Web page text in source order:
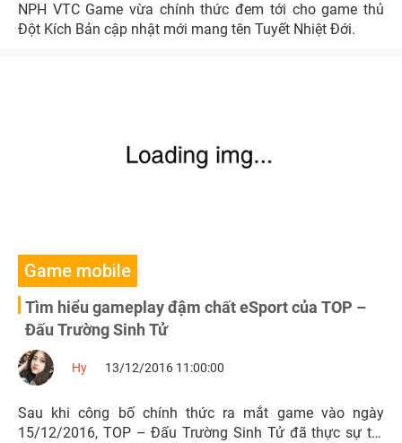
NPH VTC Game vừa chính thức đem tới cho game thủ
Đột Kích Bản cập nhật mới mang tên Tuyết Nhiệt Đới.
Game mobile
Tìm hiểu gameplay đậm chất eSport của TOP –
Đấu Trường Sinh Tử
Hy 13/12/2016 11:00:00
Sau khi công bố chính thức ra mắt game vào ngày
15/12/2016, TOP – Đấu Trường Sinh Tử đã thực sự trở